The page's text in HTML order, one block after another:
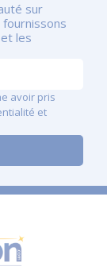
sur
les
avoir pris
et